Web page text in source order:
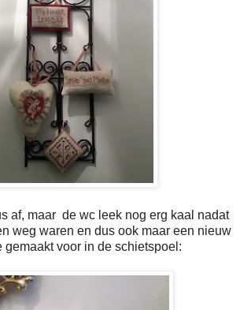
af, maar de wc leek nog erg kaal nadat
weg waren en dus ook maar een nieuw
gemaakt voor in de schietspoel: